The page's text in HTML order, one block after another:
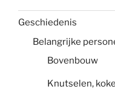
Geschiedenis
Belangrijke
Bovenbouw
Knutselen,